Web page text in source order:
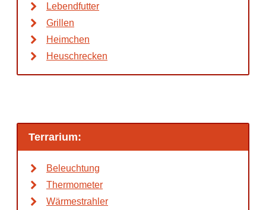
Lebendfutter
Grillen
Heimchen
Heuschrecken
Terrarium:
Beleuchtung
Thermometer
Wärmestrahler